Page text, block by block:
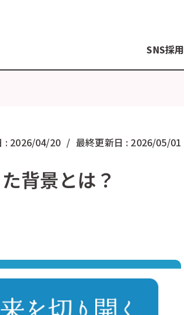
SNS採用
: 2026/04/20 最終更新日 : 2026/05/01
背景とは？